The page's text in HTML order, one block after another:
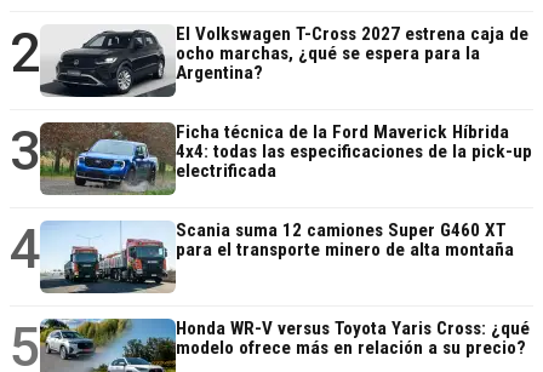
2
El Volkswagen T-Cross 2027 estrena caja de
ocho marchas, ¿qué se espera para la
Argentina?
3
Ficha técnica de la Ford Maverick Híbrida
4x4: todas las especificaciones de la pick-up
electrificada
4
Scania suma 12 camiones Super G460 XT
para el transporte minero de alta montaña
5
Honda WR-V versus Toyota Yaris Cross: ¿qué
modelo ofrece más en relación a su precio?